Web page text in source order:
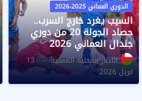
الدوري العماني 2025-2026
السيب يغرد خارج السرب..
حصاد الجولة 20 من دوري
جندال العماني 2026
الاخبار المحلية العمانية
13
ابريل 2026